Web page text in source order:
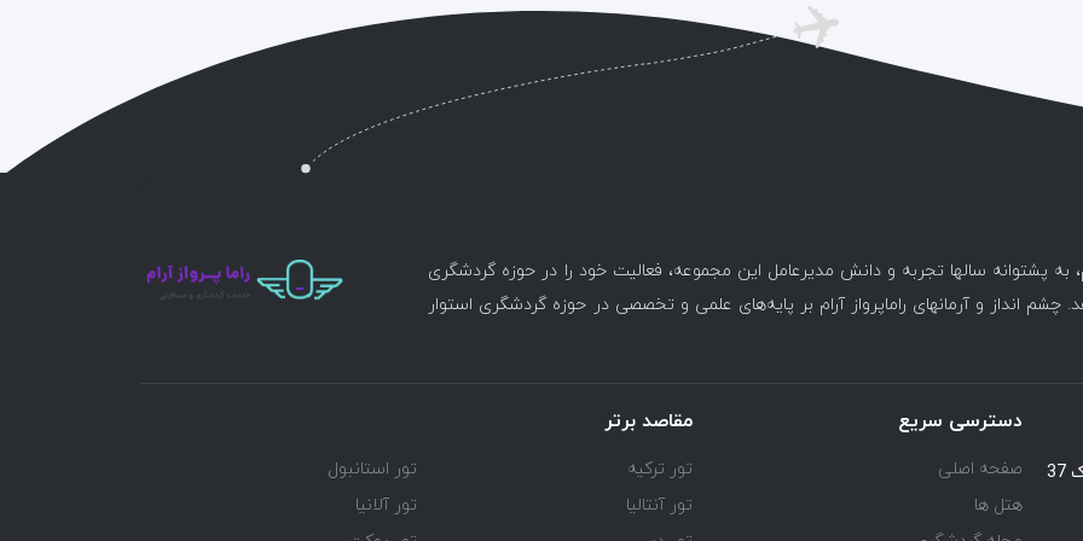
به پشتوانه سالها تجربه و دانش مدیرعامل این مجموعه، فعالیت خود را در حوزه گردشگری
چشم انداز و آرمانهای راماپرواز آرام بر پایه‌های علمی و تخصصی در حوزه گردشگری استوار
یوسف آباد خیابان اسد آبادی جنب کوچه هفتم پلاک 37
دسترسی سریع
صفحه اصلی
هتل ها
مقاصد برتر
تور ترکیه
تور استانبول
تور آنتالیا
تور آلانیا